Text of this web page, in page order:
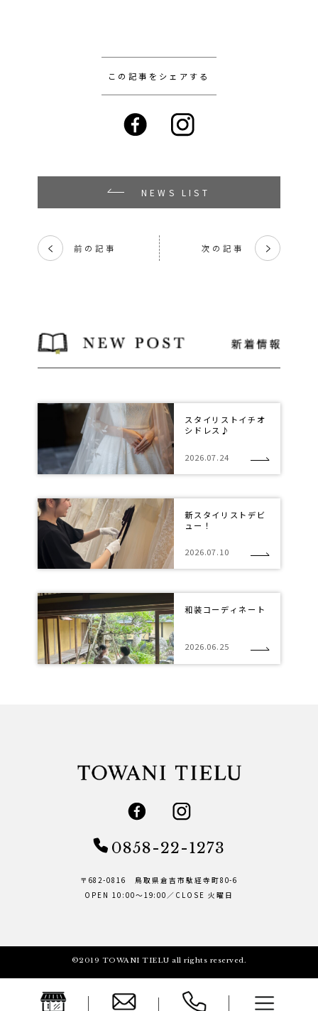
この記事をシェアする
NEWS LIST
く 前の記事 次の記事 く
スタイリストイチオ
シドレス♪
2026.07.24
新スタイリストデビ
ュー！
2026.07.10
和装コーディネート
2026.06.25
0858-22-1273
〒682-0816 鳥取県倉吉市駄経寺町80-6
OPEN 10:00～19:00／CLOSE 火曜日
©2019 TOWANI TIELU all rights reserved.